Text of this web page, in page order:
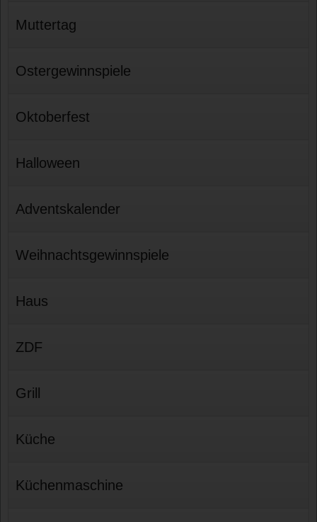
Muttertag
Ostergewinnspiele
Oktoberfest
Halloween
Adventskalender
Weihnachtsgewinnspiele
Haus
ZDF
Grill
Küche
Küchenmaschine